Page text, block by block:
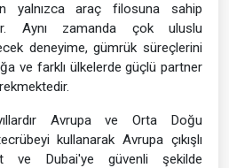
yalnızca araç filosuna sahip
Aynı zamanda çok uluslu
deneyime, gümrük süreçlerini
ve farklı ülkelerde güçlü partner
Avrupa ve Orta Doğu
kullanarak Avrupa çıkışlı
ve Dubai'ye güvenli şekilde